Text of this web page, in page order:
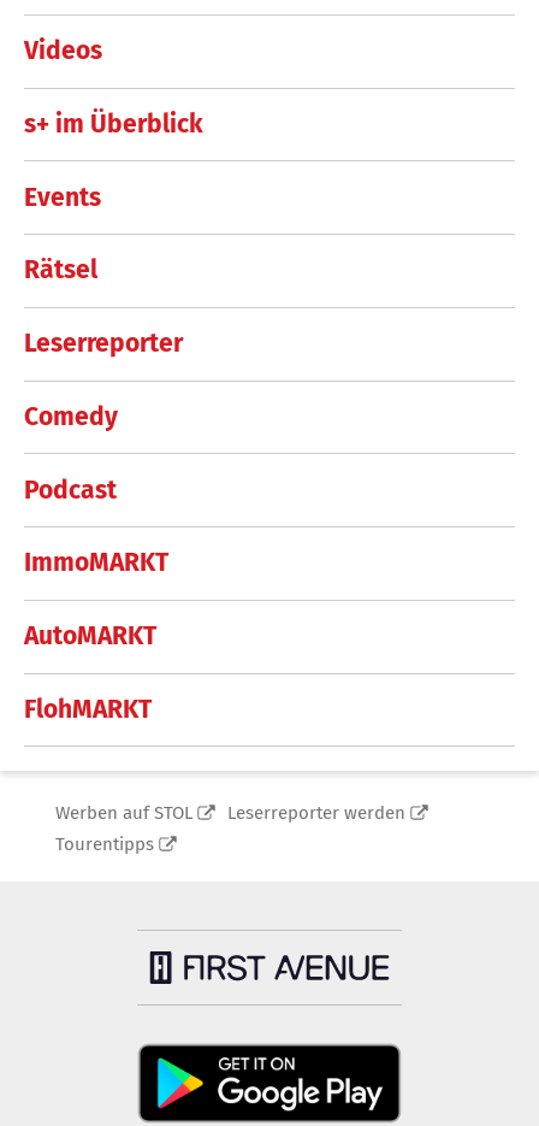
Videos
s+ im Überblick
Events
Rätsel
Leserreporter
Comedy
Podcast
ImmoMARKT
AutoMARKT
FlohMARKT
Werben auf STOL
Leserreporter werden
Tourentipps